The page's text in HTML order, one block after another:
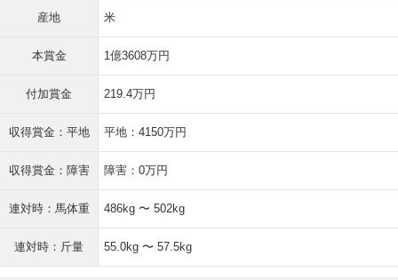
産地 米
本賞金 1億3608万円
付加賞金 219.4万円
収得賞金：平地 平地：4150万円
収得賞金：障害 障害：0万円
連対時：馬体重 486kg 〜 502kg
連対時：斤量 55.0kg 〜 57.5kg